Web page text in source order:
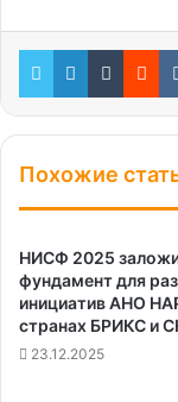
TwitterLinkedInTumblr
Похожие
НИСФ 2025
фундамент для
инициатив АНО
странах БРИКС и
23.12.2025